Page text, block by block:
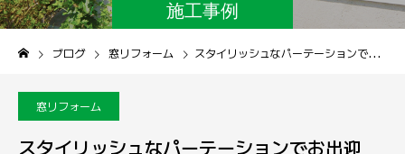
施工事例
ブログ 窓リフォーム スタイリッシュなパーテーションでお出迎え ガラスパーテーション工事
窓リフォーム
スタイリッシュなパーテーションでお出迎